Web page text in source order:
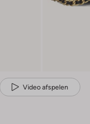
Video afspelen